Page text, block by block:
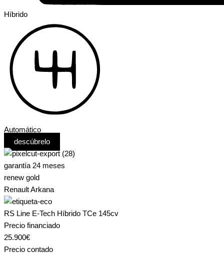
Híbrido
Automático
descúbrelo
garantía 24 meses
renew gold
Renault Arkana
RS Line E-Tech Híbrido TCe 145cv
Precio financiado
25.900€
Precio contado